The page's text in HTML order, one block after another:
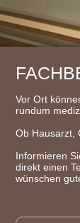
Vor Ort
rundum
Ob Hausarzt,
Informieren
direkt einen
wünschen